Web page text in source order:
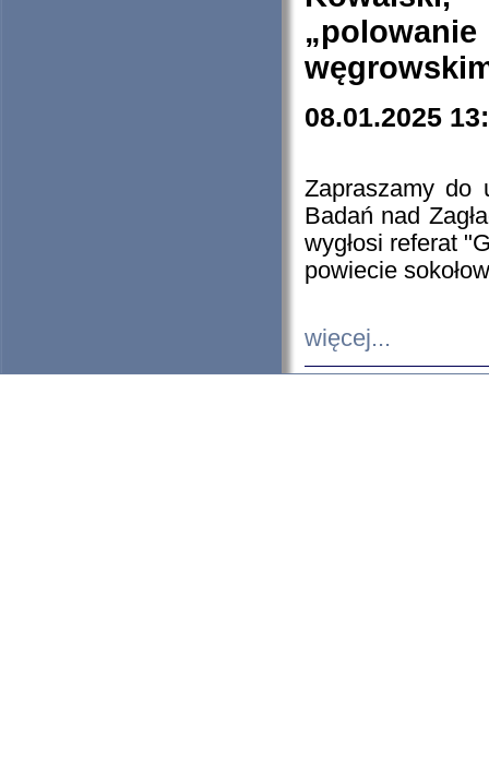
08.01.2025
Zapraszamy do
Badań nad
wygłosi referat
powiecie
więcej...